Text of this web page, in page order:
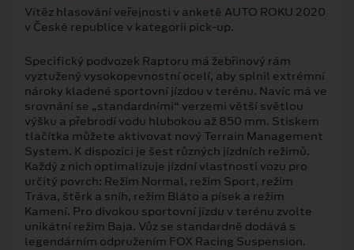
Vítěz hlasování veřejnosti v anketě AUTO ROKU 2020
v České republice v kategorii pick-up.
Specifický podvozek Raptoru má žebřinový rám
vyztužený vysokopevnostní ocelí, aby splnil extrémní
nároky kladené sportovní jízdou v terénu. Navíc má ve
srovnání se „standardními“ verzemi větší světlou
výšku a přebrodí vodu hlubokou až 850 mm. Stiskem
tlačítka můžete aktivovat nový Terrain Management
System. K dispozici je šest různých jízdních režimů.
Každý z nich optimalizuje jízdní vlastnosti vozu pro
určitý povrch: Režim Normal, režim Sport, režim
Tráva, štěrk a sníh, režim Bláto a písek a režim
Kamení. Pro divokou sportovní jízdu v terénu zvolte
unikátní režim Baja. Vůz se standardně dodává s
legendárním odpružením FOX Racing Suspension.